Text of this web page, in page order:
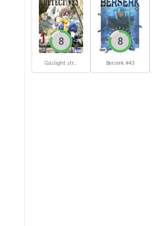
Gaslight stray dog detectives #1
8
Berserk #43
8